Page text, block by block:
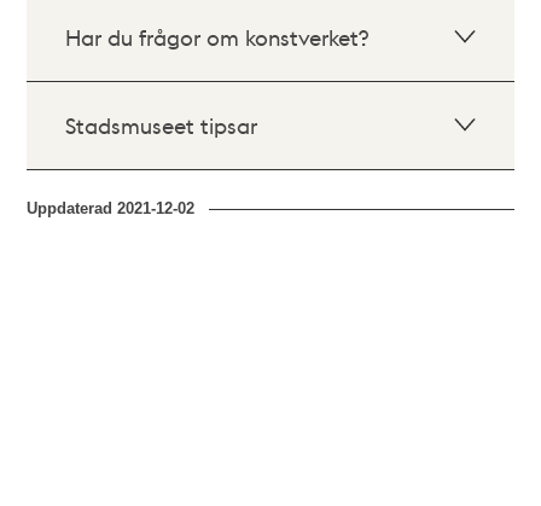
Har du frågor om konstverket?
Stadsmuseet tipsar
Uppdaterad2021-12-02